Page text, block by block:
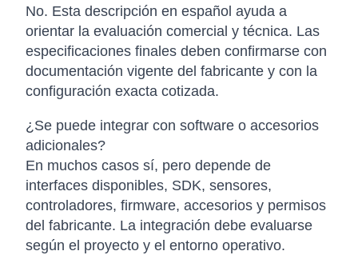
No. Esta descripción en español ayuda a
orientar la evaluación comercial y técnica. Las
especificaciones finales deben confirmarse con
documentación vigente del fabricante y con la
configuración exacta cotizada.
¿Se puede integrar con software o accesorios
adicionales?
En muchos casos sí, pero depende de
interfaces disponibles, SDK, sensores,
controladores, firmware, accesorios y permisos
del fabricante. La integración debe evaluarse
según el proyecto y el entorno operativo.